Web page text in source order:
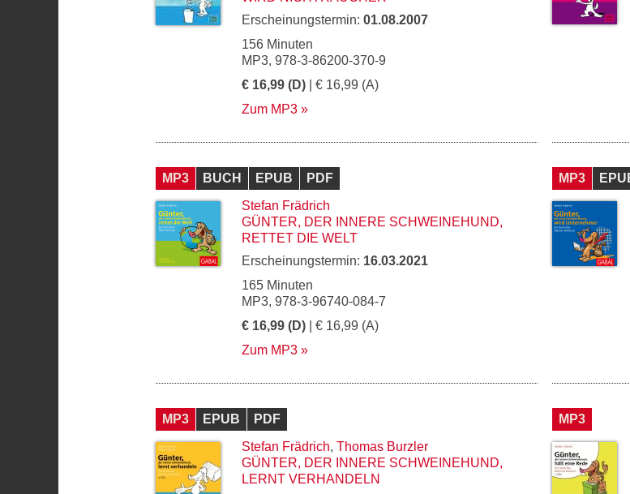
Erscheinungstermin: 01.08.2007
156 Minuten
MP3, 978-3-86200-370-9
€ 16,99 (D) | € 16,99 (A)
Zum MP3
MP3 BUCH EPUB
PDF
Stefan Frädrich
GÜNTER, DER INNERE SCHWEINEHUND,
RETTET DIE WELT
Erscheinungstermin: 16.03.2021
165 Minuten
MP3, 978-3-96740-084-7
€ 16,99 (D) | € 16,99 (A)
Zum MP3
MP3
MP3 EPUB
PDF
Stefan Frädrich, Thomas Burzler
GÜNTER, DER INNERE SCHWEINEHUND,
LERNT VERHANDELN
MP3